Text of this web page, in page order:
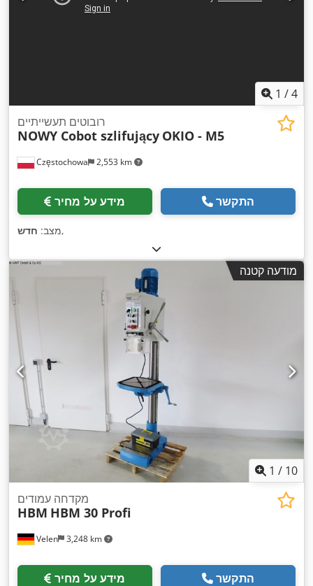
1 /4
Częstochowa 2,553 km
רובוטים תעשייתיים
NOWY Cobot szlifujący OKIO - M5
מידע על מחיר התקשר
מצב: חדש ,
מודעה קטנה
1 / 10
Velen 3,248 km
מקדחה עמודים
HBM HBM 30 Profi
מידע על מחיר התקשר